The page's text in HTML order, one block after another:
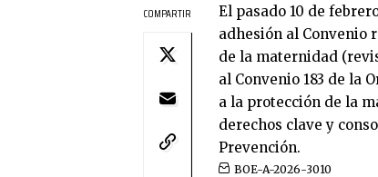
COMPARTIR
El pasado 10 de
adhesión al Convenio
de la maternidad
al Convenio 183 de la
a la protección de la
derechos clave y
Prevención.
BOE-A-2026-3010